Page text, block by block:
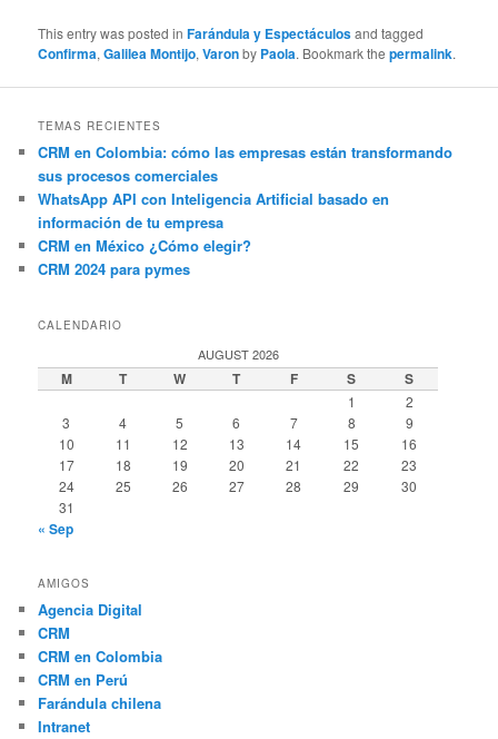
This entry was posted inFarándula y Espectáculosand tagged
Confirma,Galilea Montijo,Varonby Paola. Bookmark thepermalink.
TEMAS RECIENTES
CRM en Colombia: cómo las empresas están transformando
sus procesos comerciales
WhatsApp API con Inteligencia Artificial basado en
información de tu empresa
CRM en México ¿Cómo elegir?
CRM 2024 para pymes
CALENDARIO
AUGUST 2026
M T W T F S S
1
2
3
4 5 6 7 8
9
10
11 12 13 14 15
16
17
18 19 20 21 22
23
24
25 26 27 28 29
30
31
« Sep
AMIGOS
Agencia Digital
CRM
CRM en Colombia
CRM en Perú
Farándula chilena
Intranet